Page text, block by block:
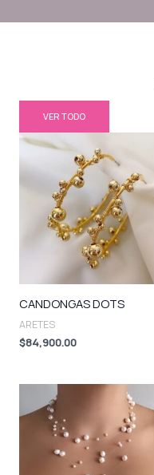
VER TODO
CANDONGAS DOTS
ARETES
$84,900.00